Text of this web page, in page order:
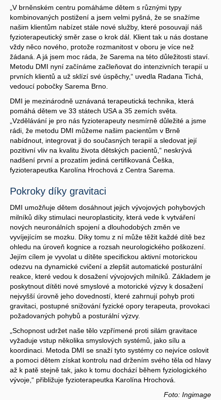
„V brněnském centru pomáháme dětem s různými typy
kombinovaných postižení a jsem velmi pyšná, že se snažíme
našim klientům nabízet stále nové služby, které posouvají náš
fyzioterapeutický směr zase o krok dál. Klient tak u nás dostane
vždy něco nového, protože rozmanitost v oboru je více než
žádaná. A já jsem moc ráda, že Sarema na této důležitosti staví.
Metodu DMI nyní začínáme začleňovat do intenzivních terapií u
prvních klientů a už sklízí své úspěchy,“ uvedla Radana Tichá,
vedoucí pobočky Sarema Brno.
DMI je mezinárodně uznávaná terapeutická technika, která
pomáhá dětem ve 33 státech USA a 35 zemích světa.
„Vzdělávání je pro nás fyzioterapeuty nesmírně důležité a jsme
rádi, že metodu DMI můžeme našim pacientům v Brně
nabídnout, integrovat ji do současných terapií a sledovat její
pozitivní vliv na kvalitu života dětských pacientů,“ neskrývá
nadšení první a prozatím jediná certifikovaná Češka,
fyzioterapeutka Karolína Hrochová z Centra Sarema.
Pokroky díky gravitaci
DMI umožňuje dětem dosáhnout jejich vývojových pohybových
milníků díky stimulaci neuroplasticity, která vede k vytváření
nových neuronálních spojení a dlouhodobých změn ve
vyvíjejícím se mozku. Díky tomu z ní může těžit každé dítě bez
ohledu na úroveň kognice a rozsah neurologického poškození.
Jejím cílem je vyvolat u dítěte specifickou aktivní motorickou
odezvu na dynamické cvičení a zlepšit automatické posturální
reakce, které vedou k dosažení vývojových milníků. Základem je
poskytnout dítěti nové smyslové a motorické výzvy k dosažení
nejvyšší úrovně jeho dovedností, které zahrnují pohyb proti
gravitaci, postupné snižování fyzické opory terapeuta, provokaci
požadovaných pohybů a posturální výzvy.
„Schopnost udržet naše tělo vzpřímené proti silám gravitace
vyžaduje vstup několika smyslových systémů, jako sílu a
koordinaci. Metoda DMI se snaží tyto systémy co nejvíce oslovit
a pomoci dětem získat kontrolu nad držením svého těla od hlavy
až k patě stejně tak, jako k tomu dochází během fyziologického
vývoje,“ přibližuje fyzioterapeutka Karolína Hrochová.
Foto: Ingimage